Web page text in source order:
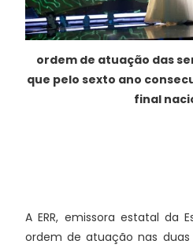
ordem de atuação das
que pelo sexto ano
final
A ERR, emissora estatal da
ordem de atuação nas duas